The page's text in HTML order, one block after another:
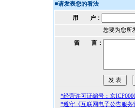
■请发表您的看法
用 户：
您要为您所
留 言：
*经营许可证编号：京
*遵守《互联网电子公告服务